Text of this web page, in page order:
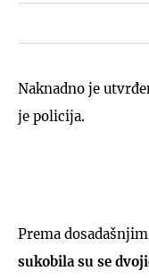
Naknadno je
je policija.
Prema
sukobila su se